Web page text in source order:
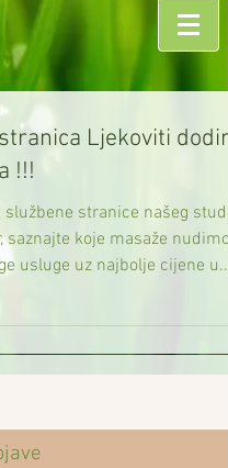
Ljekoviti dodir
!!!
stranice našeg studia
saznajte koje masaže nudimo
usluge uz najbolje cijene u...